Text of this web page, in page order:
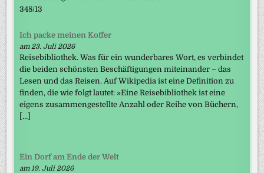
348/13
Ich packe meinen Koffer
am 23. Juli 2026
Reisebibliothek. Was für ein wunderbares Wort, es verbindet
die beiden schönsten Beschäftigungen miteinander – das
Lesen und das Reisen. Auf Wikipedia ist eine Definition zu
finden, die wie folgt lautet: »Eine Reisebibliothek ist eine
eigens zusammengestellte Anzahl oder Reihe von Büchern,
[…]
Ein Dorf am Ende der Welt
am 19. Juli 2026